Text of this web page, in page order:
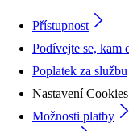
Přístupnost
Podívejte se, kam
Poplatek za službu
Nastavení Cookies
Možnosti platby